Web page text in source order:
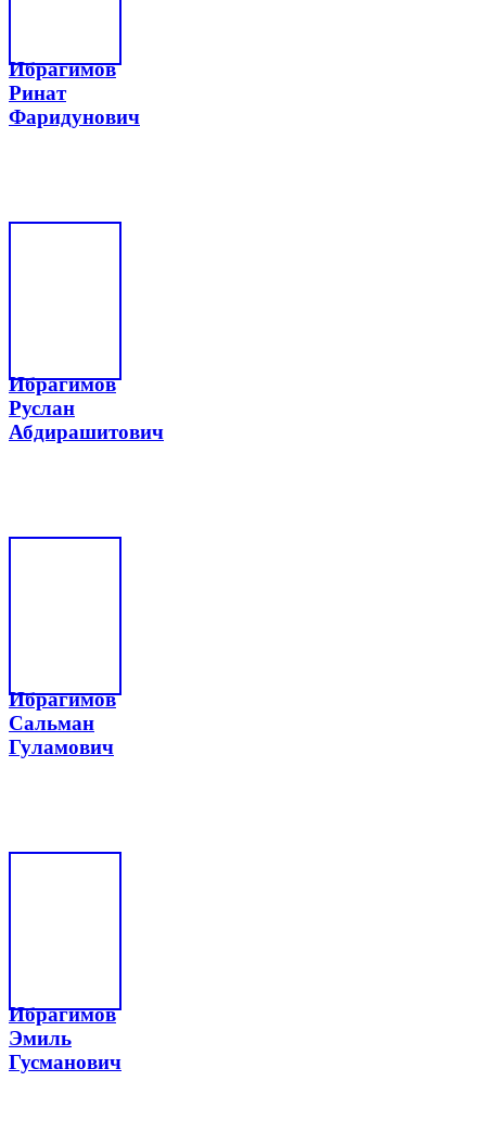
Ибрагимов
Ринат
Фаридунович
Ибрагимов
Руслан
Абдирашитович
Ибрагимов
Сальман
Гуламович
Ибрагимов
Эмиль
Гусманович